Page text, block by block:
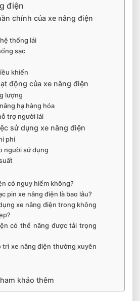
điện
chính của xe nâng điện
thống lái
sạc
khiển
động của xe nâng điện
lượng
hạ hàng hóa
trợ người lái
sử dụng xe nâng điện
phí
người sử dụng
có nguy hiểm không?
pin xe nâng điện là bao lâu?
xe nâng điện trong không
có thể nâng được tải trọng
trì xe nâng điện thường xuyên
khảo thêm